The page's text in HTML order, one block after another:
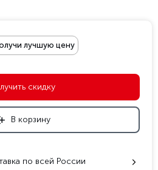
лучшую цену
скидку
В корзину
по всей России